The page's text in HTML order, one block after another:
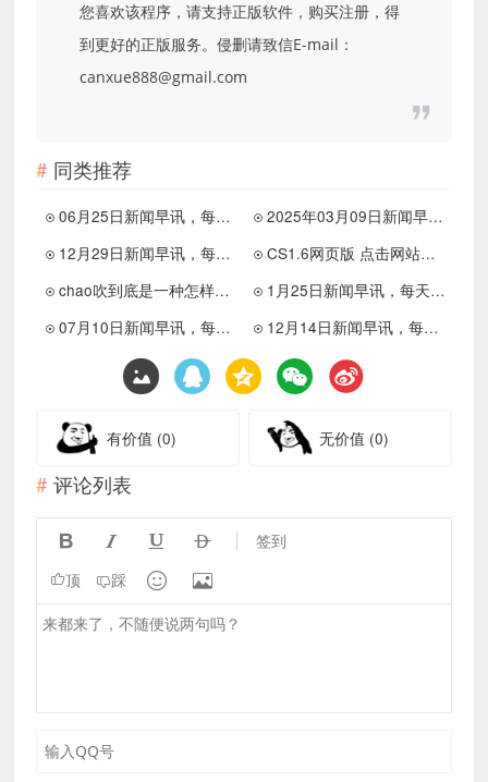
您喜欢该程序，请支持正版软件，购买注册，得
到更好的正版服务。侵删请致信E-mail：
canxue888@gmail.com
同类推荐
06月25日新闻早讯，每天60秒读懂世界
2025年03月09日新闻早讯，每天60s读懂世界
12月29日新闻早讯，每天60s读懂世界
CS1.6网页版 点击网站就可以玩
chao吹到底是一种怎样的体验？
1月25日新闻早讯，每天60秒读懂世界
07月10日新闻早讯，每天60s读懂世界
12月14日新闻早讯，每天60s读懂世界
有价值 (0) 无价值 (0)
评论列表
    签到
顶 踩  